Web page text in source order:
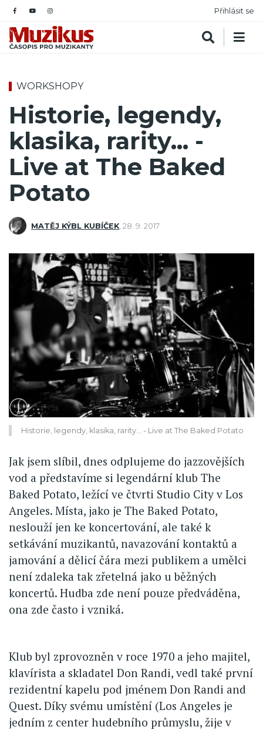
Přihlásit se
WORKSHOPY
Historie, legendy,
klasika, rarity... -
Live at The Baked
Potato
MATĚJ KÝBL KUBÍČEK 28. 9. 2017
Historie, legendy, klasika, rarity... - Live at The Baked Potato
Jak jsem slíbil, dnes odplujeme do jazzovějších
vod a představíme si legendární klub The
Baked Potato, ležící ve čtvrti Studio City v Los
Angeles. Místa, jako je The Baked Potato,
neslouží jen ke koncertování, ale také k
setkávání muzikantů, navazování kontaktů a
jamování a dělicí čára mezi publikem a umělci
není zdaleka tak zřetelná jako u běžných
koncertů. Hudba zde není pouze předváděna,
ona zde často i vzniká.
Klub byl zprovozněn v roce 1970 a jeho majitel,
klavírista a skladatel Don Randi, vedl také první
rezidentní kapelu pod jménem Don Randi and
Quest. Díky svému umístění (Los Angeles je
jedním z center hudebního průmyslu, žije v